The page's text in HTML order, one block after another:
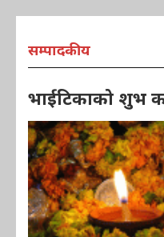
सम्पादकीय
भाईटिकाको शुभ
यलुङरीमा शव लिन गएको